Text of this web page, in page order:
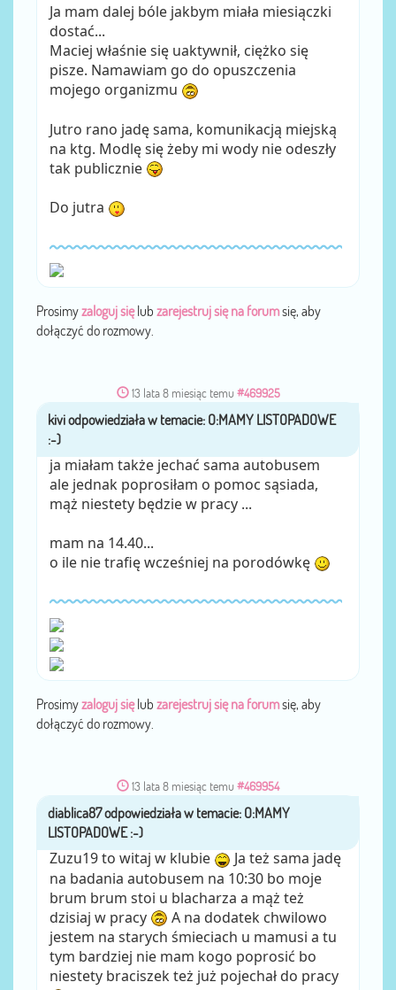
Ja mam dalej bóle jakbym miała miesiączki
dostać...
Maciej właśnie się uaktywnił, ciężko się
pisze. Namawiam go do opuszczenia
mojego organizmu
Jutro rano jadę sama, komunikacją miejską
na ktg. Modlę się żeby mi wody nie odeszły
tak publicznie
Do jutra
Prosimyzaloguj sięlub zarejestruj się na forumsię, aby
dołączyć do rozmowy.
13 lata 8 miesiąc temu #469925
przezkivi
ja miałam także jechać sama autobusem
ale jednak poprosiłam o pomoc sąsiada,
mąż niestety będzie w pracy ...
mam na 14.40...
o ile nie trafię wcześniej na porodówkę
Prosimyzaloguj sięlub zarejestruj się na forumsię, aby
dołączyć do rozmowy.
13 lata 8 miesiąc temu #469954
przezdiablica87
Zuzu19 to witaj w klubie
Ja też sama jadę
na badania autobusem na 10:30 bo moje
brum brum stoi u blacharza a mąż też
dzisiaj w pracy
A na dodatek chwilowo
jestem na starych śmieciach u mamusi a tu
tym bardziej nie mam kogo poprosić bo
niestety braciszek też już pojechał do pracy